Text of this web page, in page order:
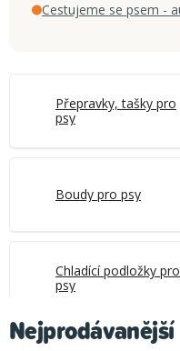
Přepravky, tašky pro
psy
Boudy pro psy
Chladící podložky pro
psy
Nejprodávanější